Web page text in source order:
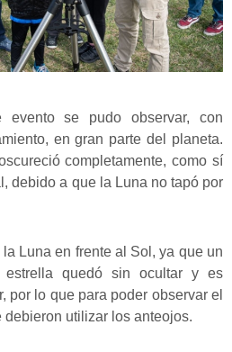
evento se pudo observar, con
en gran parte del planeta.
completamente, como sí
debido a que la Luna no tapó por
Luna en frente al Sol, ya que un
quedó sin ocultar y es
por lo que para poder observar el
utilizar los anteojos.